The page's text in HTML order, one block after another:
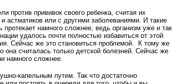
против прививок своего ребенка, считая их
астматиков или с другими заболеваниями. И такие
намного сложнее, ведь организм уже и так
удалось почти полностью избавиться от этой
Сейчас же это становиться проблемой. К тому же
она считалась только детской болезней. Сейчас же
намного сложнее.
капельным путем. Так что достаточно